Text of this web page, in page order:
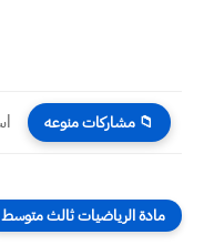
📁 مشاركات منوعه
مادة الرياضيات ثالث متوسط